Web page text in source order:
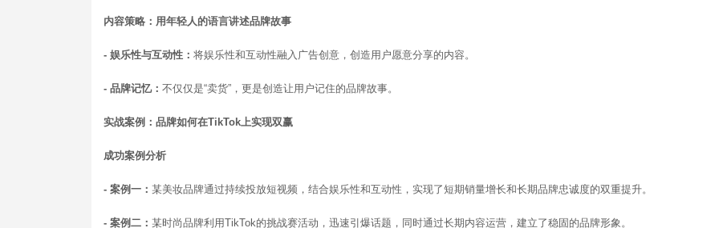
内容策略：用年轻人的语言讲述品牌故事
- 娱乐性与互动性： 将娱乐性和互动性融入广告创意，创造用户愿意分享的内容。
- 品牌记忆： 不仅仅是“卖货”，更是创造让用户记住的品牌故事。
实战案例：品牌如何在TikTok上实现双赢
成功案例分析
- 案例一： 某美妆品牌通过持续投放短视频，结合娱乐性和互动性，实现了短期销量增长和长期品牌忠诚度的双重提升。
- 案例二： 某时尚品牌利用TikTok的挑战赛活动，迅速引爆话题，同时通过长期内容运营，建立了稳固的品牌形象。